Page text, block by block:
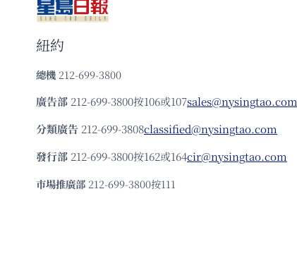
紐約
總機 212-699-3800
廣告部 212-699-3800按106或107sales@nysingtao.com
分類廣告 212-699-3808classified@nysingtao.com
發⾏部 212-699-3800按162或164cir@nysingtao.com
市場推廣部 212-699-3800按111